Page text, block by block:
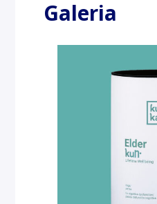
Galeria